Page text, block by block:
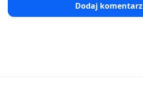
Dodaj komentarz